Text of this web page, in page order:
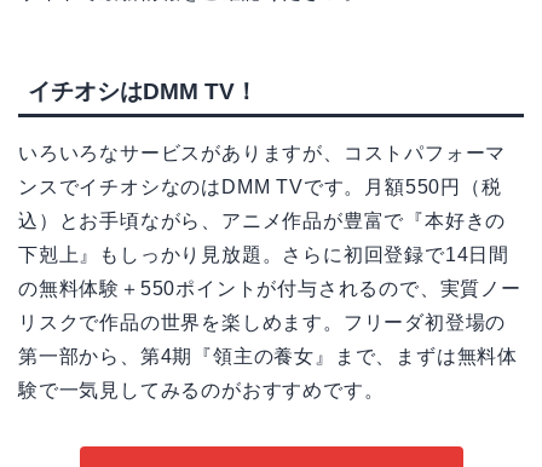
イチオシはDMM TV！
いろいろなサービスがありますが、コストパフォーマ
ンスでイチオシなのはDMM TVです。月額550円（税
込）とお手頃ながら、アニメ作品が豊富で『本好きの
下剋上』もしっかり見放題。さらに初回登録で14日間
の無料体験＋550ポイントが付与されるので、実質ノー
リスクで作品の世界を楽しめます。フリーダ初登場の
第一部から、第4期『領主の養女』まで、まずは無料体
験で一気見してみるのがおすすめです。